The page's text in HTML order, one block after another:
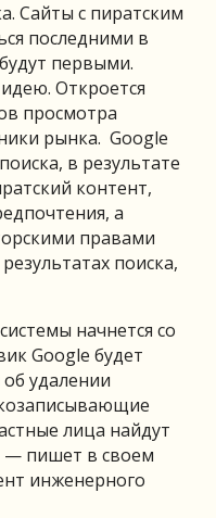
Сайты с пиратским
последними в
первыми.
Откроется
просмотра
рынка. Google
в результате
контент,
а
правами
поиска,
начнется со
Google будет
удалении
лица найдут
— пишет в своем
инженерного